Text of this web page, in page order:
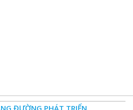
ĐƯỜNG PHÁT TRIỂN